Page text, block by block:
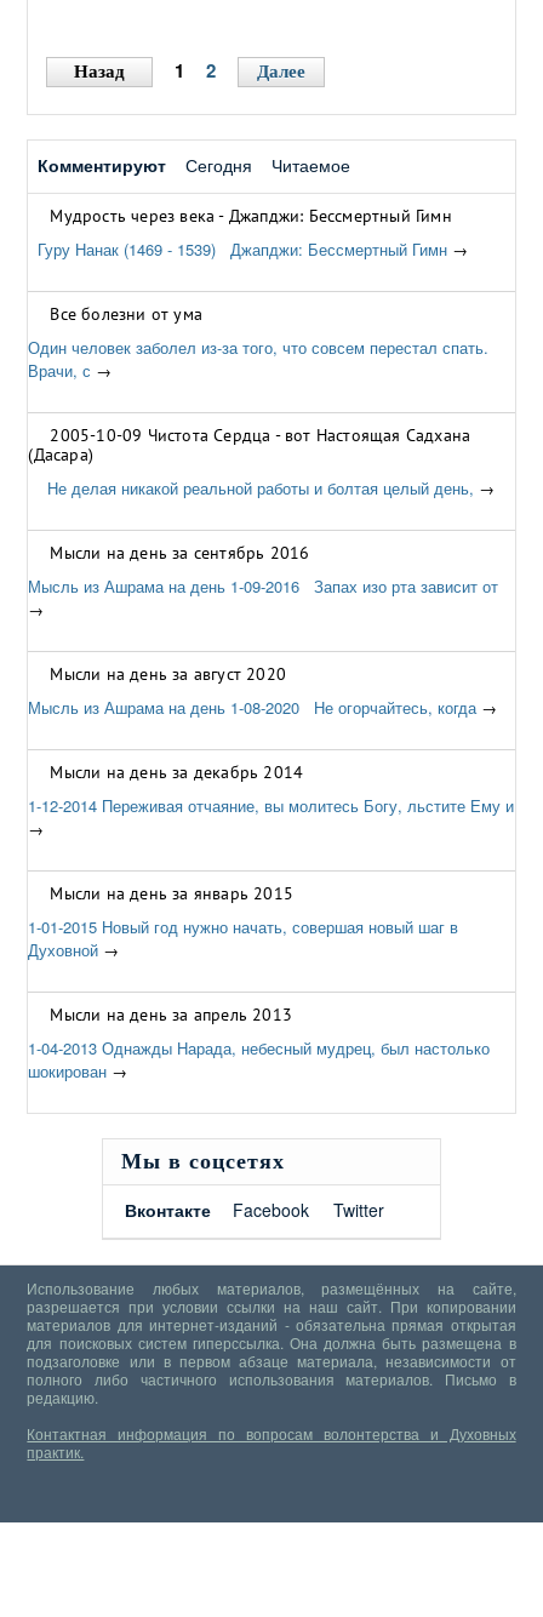
Сатья Саи.
Назад 1 2 Далее
Комментируют Сегодня Читаемое
Мудрость через века - Джапджи: Бессмертный Гимн
Гуру Нанак (1469 - 1539) Джапджи: Бессмертный Гимн →
Все болезни от ума
Один человек заболел из-за того, что совсем перестал спать.
Врачи, с →
2005-10-09 Чистота Сердца - вот Настоящая Садхана
(Дасара)
Не делая никакой реальной работы и болтая целый день, →
Мысли на день за сентябрь 2016
Мысль из Ашрама на день 1-09-2016 Запах изо рта зависит от
→
Мысли на день за август 2020
Мысль из Ашрама на день 1-08-2020 Не огорчайтесь, когда→
Мысли на день за декабрь 2014
1-12-2014 Переживая отчаяние, вы молитесь Богу, льстите Ему и
→
Мысли на день за январь 2015
1-01-2015 Новый год нужно начать, совершая новый шаг в
Духовной →
Мысли на день за апрель 2013
1-04-2013 Однажды Нарада, небесный мудрец, был настолько
шокирован →
Мы в соцсетях
Вконтакте
Facebook Twitter
Использование любых материалов, размещённых на сайте,
разрешается при условии ссылки на наш сайт. При копировании
материалов для интернет-изданий - обязательна прямая открытая
для поисковых систем гиперссылка. Она должна быть размещена в
подзаголовке или в первом абзаце материала, независимости от
полного либо частичного использования материалов. Письмо в
редакцию.
Контактная информация по вопросам волонтерства и Духовных
практик.